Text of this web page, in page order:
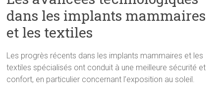
dans les implants mammaires
et les textiles
Les progrès récents dans les implants mammaires et les
textiles spécialisés ont conduit à une meilleure sécurité et
confort, en particulier concernant l’exposition au soleil.